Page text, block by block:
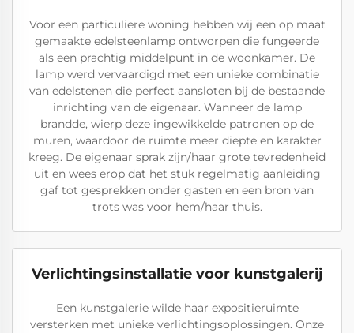
Voor een particuliere woning hebben wij een op maat
gemaakte edelsteenlamp ontworpen die fungeerde
als een prachtig middelpunt in de woonkamer. De
lamp werd vervaardigd met een unieke combinatie
van edelstenen die perfect aansloten bij de bestaande
inrichting van de eigenaar. Wanneer de lamp
brandde, wierp deze ingewikkelde patronen op de
muren, waardoor de ruimte meer diepte en karakter
kreeg. De eigenaar sprak zijn/haar grote tevredenheid
uit en wees erop dat het stuk regelmatig aanleiding
gaf tot gesprekken onder gasten en een bron van
trots was voor hem/haar thuis.
Verlichtingsinstallatie voor kunstgalerij
Een kunstgalerie wilde haar expositieruimte
versterken met unieke verlichtingsoplossingen. Onze